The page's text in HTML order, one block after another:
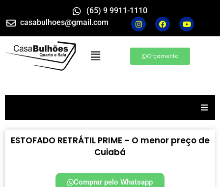
(65) 9 9911-1110
casabulhoes@gmail.com
Orçamento
ESTOFADO RETRÁTIL PRIME – O menor preço de
Cuiabá
Comprar pelo Whatsapp